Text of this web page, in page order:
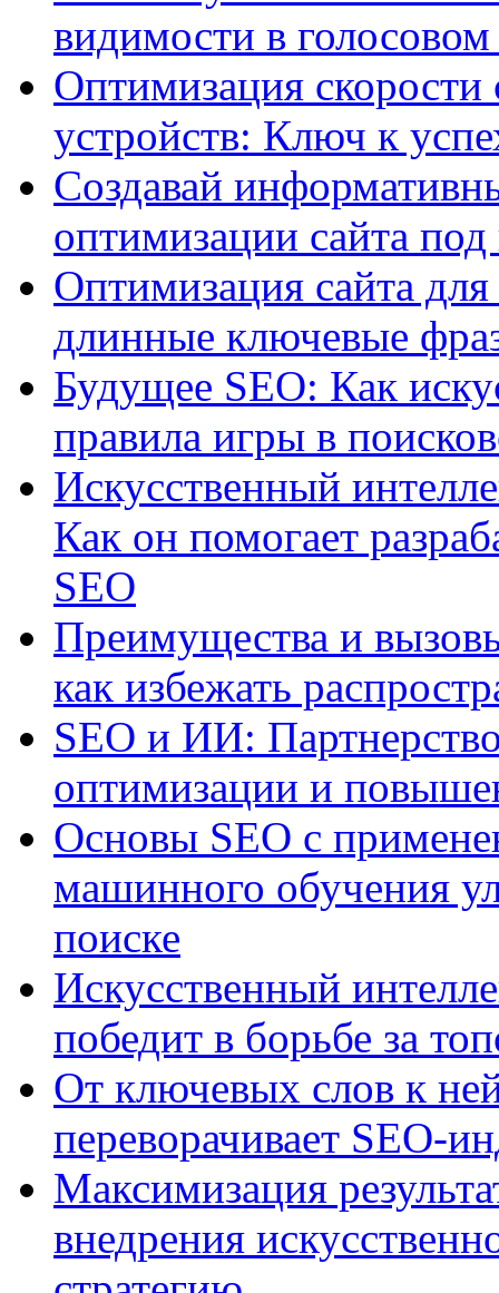
видимости в
Оптимизация
устройств: Ключ к
Создавай
оптимизации сайта
Оптимизация сайта
длинные ключевые
Будущее SEO: Как
правила игры в
Искусственный
Как он помогает
SEO
Преимущества и
как избежать
SEO и ИИ:
оптимизации и
Основы SEO с
машинного обучения
поиске
Искусственный
победит в борьбе за
От ключевых слов к
переворачивает SEO-
Максимизация
внедрения